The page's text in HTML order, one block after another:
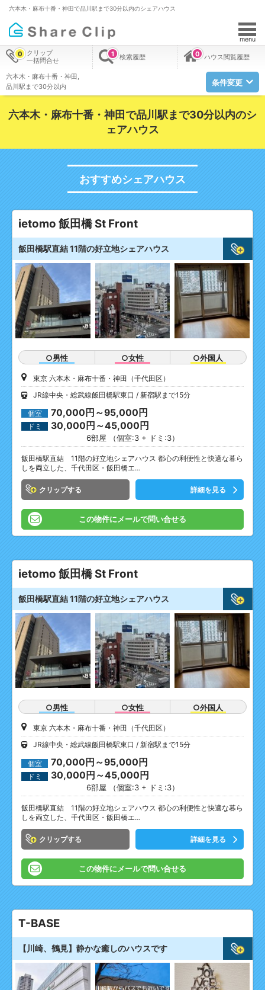
六本木・麻布十番・神田で品川駅まで30分以内のシェアハウス
menu
クリップ
一括問合せ
0 検索履歴
1 ハウス閲覧履歴
0
六本木・麻布十番・神田
品川駅まで30分以内
条件変更
六本木・麻布十番・神田で品川駅まで30分以内のシ
ェアハウス
おすすめシェアハウス
ietomo 飯田橋 St Front
飯田橋駅直結 11階の好立地シェアハウス
○男性 ○女性 ○外国人
東京 六本木・麻布十番・神田（千代田区）
JR線中央・総武線飯田橋駅東口
新宿駅まで15分
個室 70,000円～95,000円
ドミ 30,000円～45,000円
6部屋 （個室:3 + ドミ:3）
飯田橋駅直結 11階の好立地シェアハウス 都心の利便性と快適な暮ら
しを両立した、千代田区・飯田橋エ…
クリップ 詳細を見る
この物件にメールで問い合せる
ietomo 飯田橋 St Front
飯田橋駅直結 11階の好立地シェアハウス
○男性 ○女性 ○外国人
東京 六本木・麻布十番・神田（千代田区）
JR線中央・総武線飯田橋駅東口
新宿駅まで15分
個室 70,000円～95,000円
ドミ 30,000円～45,000円
6部屋 （個室:3 + ドミ:3）
飯田橋駅直結 11階の好立地シェアハウス 都心の利便性と快適な暮ら
しを両立した、千代田区・飯田橋エ…
クリップ 詳細を見る
この物件にメールで問い合せる
T-BASE
【川崎、鶴見】静かな癒しのハウスです